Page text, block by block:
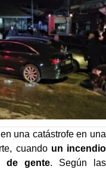
una catástrofe en una
cuando un incendio
de gente. Según las